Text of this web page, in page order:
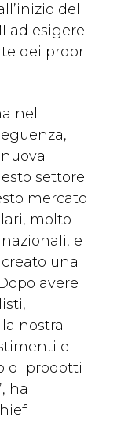
del
ad esigere
dei propri
nel
settore
mercato
molto
e
una
avere
nostra
e
di prodotti
ha